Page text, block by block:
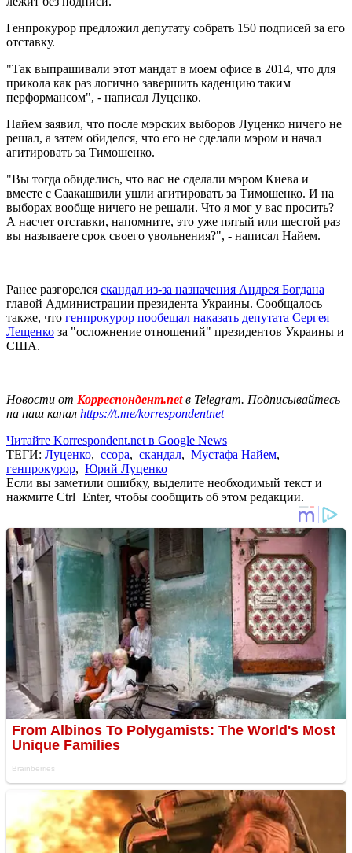
Генпрокурор предложил депутату собрать 150 подписей за его
отставку.
"Так выпрашивали этот мандат в моем офисе в 2014, что для
прикола как раз логично завершить каденцию таким
перформансом", - написал Луценко.
Найем заявил, что после мэрских выборов Луценко ничего не
решал, а затем обиделся, что его не сделали мэром и начал
агитировать за Тимошенко.
"Вы тогда обиделись, что вас не сделали мэром Киева и
вместе с Саакашвили ушли агитировать за Тимошенко. И на
выборах вообще ничего не решали. Что я мог у вас просить?
А насчет отставки, напомните, это уже пятый или шестой раз
вы называете срок своего увольнения?", - написал Найем.
Ранее разгорелся скандал из-за назначения Андрея Богдана
главой Администрации президента Украины. Сообщалось
также, что генпрокурор пообещал наказать депутата Сергея
Лещенко за "осложнение отношений" президентов Украины и
США.
Новости от Корреспондент.netв Telegram. Подписывайтесь
на наш канал https://t.me/korrespondentnet
Читайте Korrespondent.net в Google News
ТЕГИ: Луценко, ссора, скандал, Мустафа Найем,
генпрокурор, Юрий Луценко
Если вы заметили ошибку, выделите необходимый текст и
нажмите Ctrl+Enter, чтобы сообщить об этом редакции.